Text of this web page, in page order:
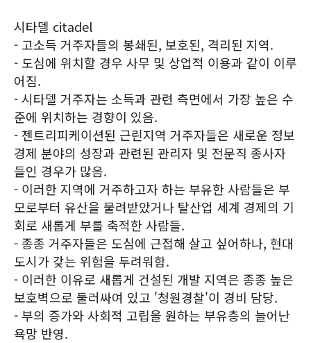
시타델 citadel
- 고소득 거주자들의 봉쇄된, 보호된, 격리된 지역.
- 도심에 위치할 경우 사무 및 상업적 이용과 같이 이루
어짐.
- 시타델 거주자는 소득과 관련 측면에서 가장 높은 수
준에 위치하는 경향이 있음.
- 젠트리피케이션된 근린지역 거주자들은 새로운 정보
경제 분야의 성장과 관련된 관리자 및 전문직 종사자
들인 경우가 많음.
- 이러한 지역에 거주하고자 하는 부유한 사람들은 부
모로부터 유산을 물려받았거나 탈산업 세계 경제의 기
회로 새롭게 부를 축적한 사람들.
- 종종 거주자들은 도심에 근접해 살고 싶어하나, 현대
도시가 갖는 위험을 두려워함.
- 이러한 이유로 새롭게 건설된 개발 지역은 종종 높은
보호벽으로 둘러싸여 있고 '청원경찰'이 경비 담당.
- 부의 증가와 사회적 고립을 원하는 부유층의 늘어난
욕망 반영.